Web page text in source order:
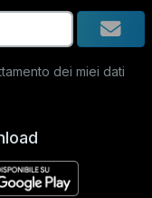
dei miei dati